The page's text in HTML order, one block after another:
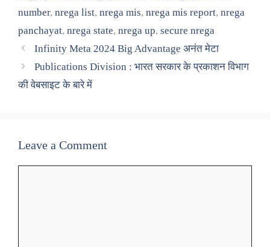
number, nrega list, nrega mis, nrega mis report, nrega
panchayat, nrega state, nrega up, secure nrega
Infinity Meta 2024 Big Advantage अनंत मेटा
Publications Division : भारत सरकार के प्रकाशन विभाग
की वेबसाइट के बारे में
Leave a Comment